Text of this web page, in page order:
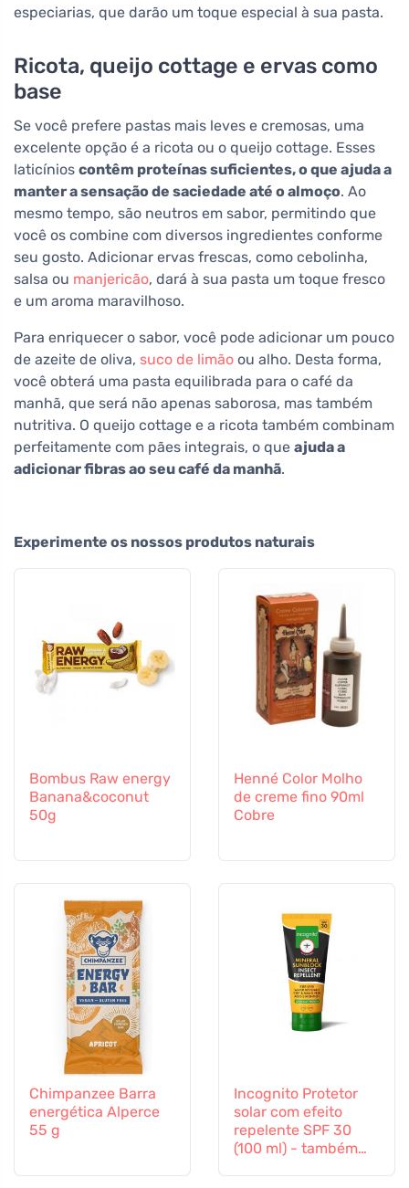
especiarias, que darão um toque especial à sua pasta.
Ricota, queijo cottage e ervas como
base
Se você prefere pastas mais leves e cremosas, uma
excelente opção é a ricota ou o queijo cottage. Esses
laticínios contêm proteínas suficientes, o que ajuda a
manter a sensação de saciedade até o almoço. Ao
mesmo tempo, são neutros em sabor, permitindo que
você os combine com diversos ingredientes conforme
seu gosto. Adicionar ervas frescas, como cebolinha,
salsa ou manjericão, dará à sua pasta um toque fresco
e um aroma maravilhoso.
Para enriquecer o sabor, você pode adicionar um pouco
de azeite de oliva, suco de limão ou alho. Desta forma,
você obterá uma pasta equilibrada para o café da
manhã, que será não apenas saborosa, mas também
nutritiva. O queijo cottage e a ricota também combinam
perfeitamente com pães integrais, o que ajuda a
adicionar fibras ao seu café da manhã.
Experimente os nossos produtos naturais
Bombus Raw energy
Banana&coconut
50g
Henné Color Molho
de creme fino 90ml
Cobre
Chimpanzee Barra
energética Alperce
55 g
Incognito Protetor
solar com efeito
repelente SPF 30
(100 ml) - também